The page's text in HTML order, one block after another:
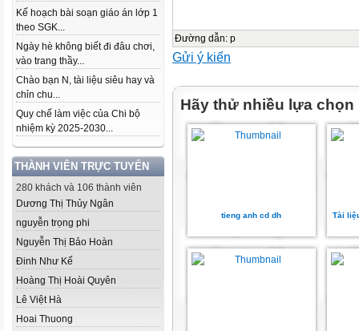
Kế hoạch bài soạn giáo án lớp 1
theo SGK...
Ngày hè không biết đi đâu chơi,
vào trang thầy...
Chào bạn N, tài liệu siêu hay và
chỉn chu...
Quy chế làm việc của Chi bộ
nhiệm kỳ 2025-2030...
THÀNH VIÊN TRỰC TUYẾN
280 khách và 106 thành viên
Dương Thị Thủy Ngân
nguyễn trọng phi
Nguyễn Thị Bảo Hoàn
Đinh Như Kế
Hoàng Thị Hoài Quyên
Lê Việt Hà
Hoai Thuong
Đường dẫn: p
Gửi ý kiến
Hãy thử nhiều lựa chọn
tieng anh cd dh Tài